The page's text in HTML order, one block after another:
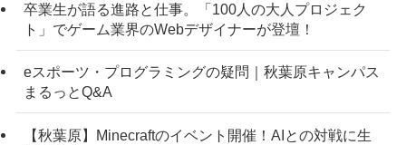
卒業生が語る進路と仕事。「100人の大人プロジェク
ト」でゲーム業界のWebデザイナーが登壇！
eスポーツ・プログラミングの疑問｜秋葉原キャンパス
まるっとQ&A
【秋葉原】Minecraftのイベント開催！AIとの対戦に生